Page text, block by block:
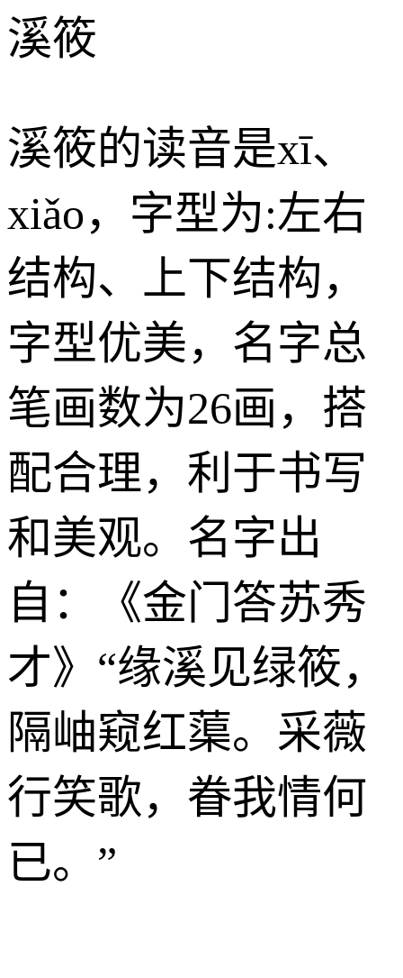
溪筱
溪筱的读音是xī、
xiǎo，字型为:左右
结构、上下结构，
字型优美，名字总
笔画数为26画，搭
配合理，利于书写
和美观。名字出
自：《金门答苏秀
才》“缘溪见绿筱，
隔岫窥红蕖。采薇
行笑歌，眷我情何
已。”